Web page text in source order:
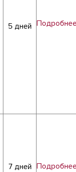
5 дней
7 дней